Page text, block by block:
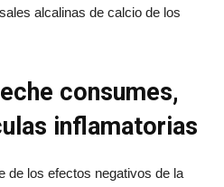
alcalinas de calcio de los
consumes,
inflamatorias
de los efectos negativos de la